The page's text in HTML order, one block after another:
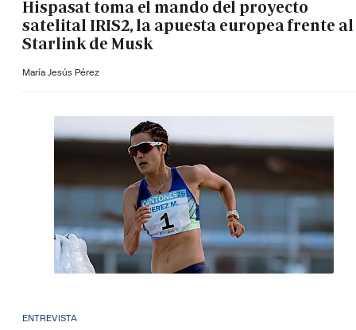
Hispasat toma el mando del proyecto
satelital IRIS2, la apuesta europea frente al
Starlink de Musk
María Jesús Pérez
ENTREVISTA